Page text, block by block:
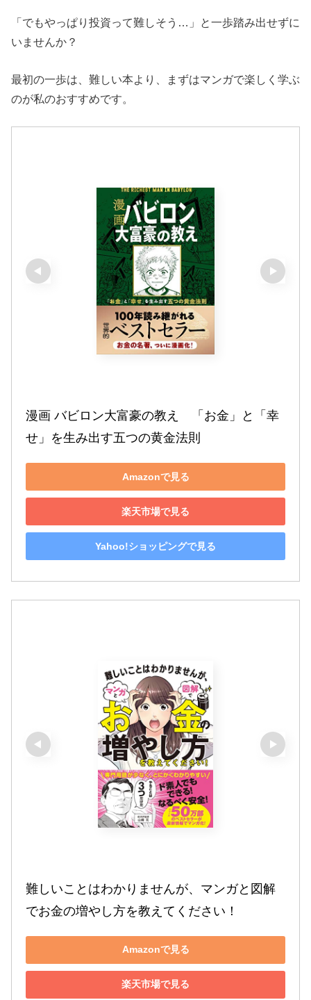
「でもやっぱり投資って難しそう…」と一歩踏み出せずに
いませんか？
最初の一歩は、難しい本より、まずはマンガで楽しく学ぶ
のが私のおすすめです。
漫画 バビロン大富豪の教え　「お金」と「幸
せ」を生み出す五つの黄金法則
Amazonで見る
楽天市場で見る
Yahoo!ショッピングで見る
難しいことはわかりませんが、マンガと図解
でお金の増やし方を教えてください！
Amazonで見る
楽天市場で見る